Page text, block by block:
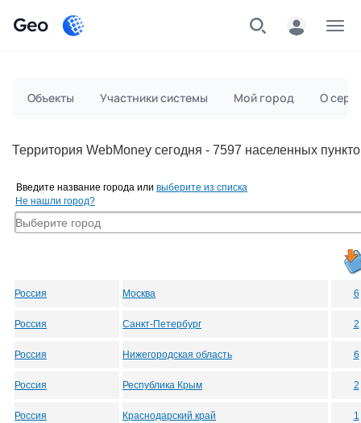
Geo
Объекты Участники системы Мой город О
Территория WebMoney сегодня - 7597 населенных
Введите название города или выберите из списка
Не нашли город?
Россия Москва 6
Россия Санкт-Петербург 2
Россия Нижегородская область 6
Россия Республика Крым 2
Россия Краснодарский край 1